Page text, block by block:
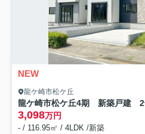
NEW
龍ケ崎市松ケ丘
龍ケ崎市松ケ丘4期 新築戸建 2
3,098万円
- / 116.95㎡ / 4LDK /新築